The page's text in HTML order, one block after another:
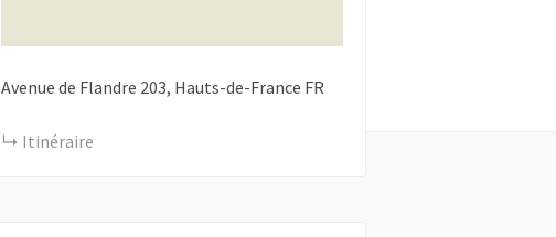
Avenue de Flandre 203 Hauts-de-France FR
Itinéraire